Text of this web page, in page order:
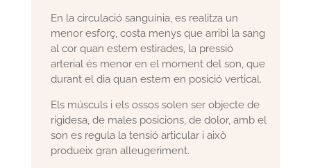
En la circulació sanguínia, es realitza un
menor esforç, costa menys que arribi la sang
al cor quan estem estirades, la pressió
arterial és menor en el moment del son, que
durant el dia quan estem en posició vertical.
Els músculs i els ossos solen ser objecte de
rigidesa, de males posicions, de dolor, amb el
son es regula la tensió articular i això
produeix gran alleugeriment.